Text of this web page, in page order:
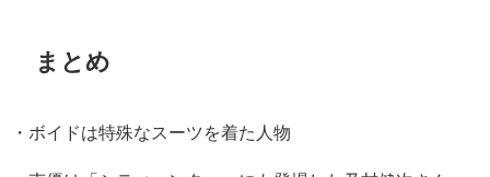
まとめ
・ボイドは特殊なスーツを着た人物